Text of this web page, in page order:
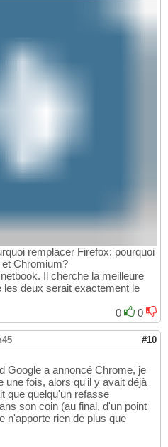
remplacer Firefox: pourquoi
Chromium?
Il cherche la meilleure
les deux serait exactement le
0
0
#10
Google a annoncé Chrome, je
une fois, alors qu'il y avait déjà
que quelqu'un refasse
son coin (au final, d'un point
n'apporte rien de plus que